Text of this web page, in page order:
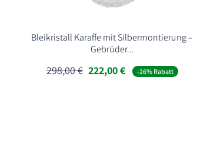
Bleikristall Karaffe mit Silbermontierung –
Gebrüder...
298,00€ Ursprünglicher
Preis
222,00€Aktueller
Preis
-26% Rabatt